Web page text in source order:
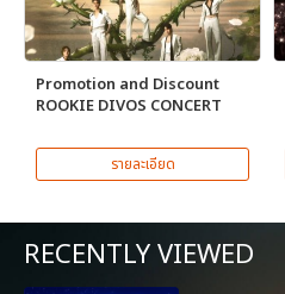
Promotion and Discount
ROOKIE DIVOS CONCERT
รายละเอียด
RECENTLY VIEWED